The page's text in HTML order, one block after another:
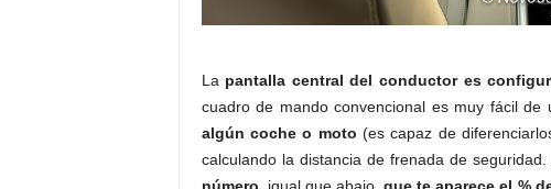
La pantalla central del conductor es
cuadro de mando convencional es muy fácil
algún coche o moto (es capaz de
calculando la distancia de frenada de seguridad.